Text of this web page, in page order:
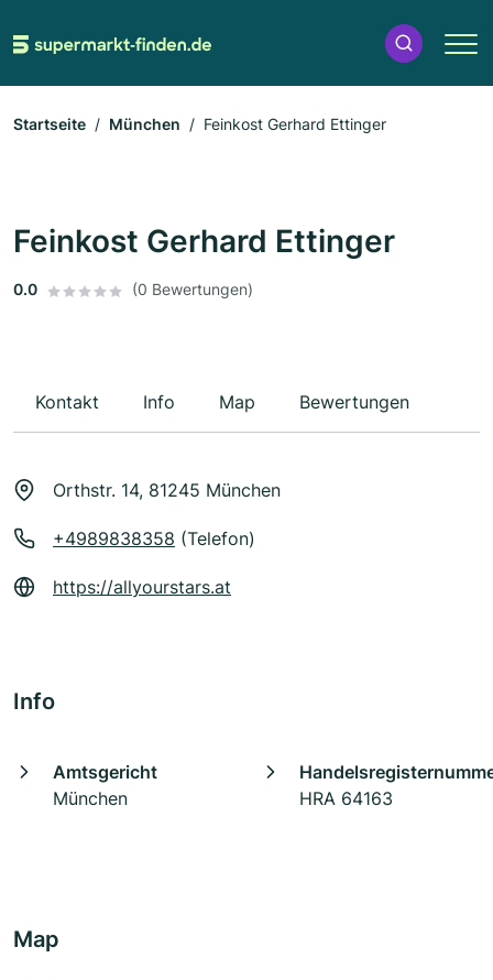
Startseite München Feinkost Gerhard Ettinger
Feinkost Gerhard Ettinger
0.0 (0 Bewertungen)
Kontakt Info Map Bewertungen
Orthstr. 14, 81245 München
+4989838358 (Telefon)
https://allyourstars.at
Info
Amtsgericht
München
HRA 64163
Map